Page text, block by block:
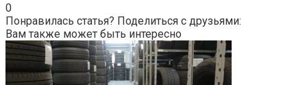
0
Понравилась статья? Поделиться с друзьями:
Вам также может быть интересно